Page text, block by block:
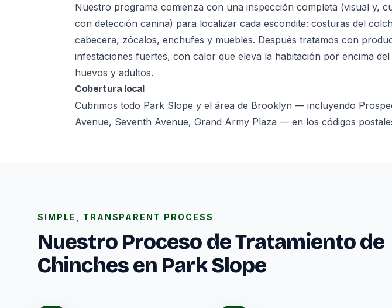
Nuestro programa comienza con una inspección completa (visual y,
con detección canina) para localizar cada escondite: costuras del
cabecera, zócalos, enchufes y muebles. Después tratamos con
infestaciones fuertes, con calor que eleva la habitación por encima
huevos y adultos.
Cobertura local
Cubrimos todo Park Slope y el área de Brooklyn — incluyendo
Avenue, Seventh Avenue, Grand Army Plaza — en los códigos postales
SIMPLE, TRANSPARENT PROCESS
Nuestro Proceso de Tratamiento de
Chinches en Park Slope